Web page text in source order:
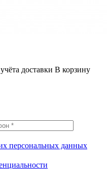
доставки В корзину
персональных данных